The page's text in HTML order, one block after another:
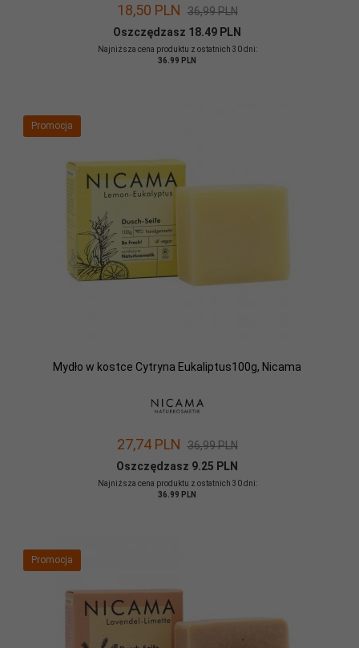
18,50 PLN 36,99 PLN
Oszczędzasz 18.49 PLN
Najniższa cena produktu z ostatnich 30 dni:
36.99 PLN
Promocja
Mydło w kostce Cytryna Eukaliptus100g, Nicama
27,74 PLN 36,99 PLN
Oszczędzasz 9.25 PLN
Najniższa cena produktu z ostatnich 30 dni:
36.99 PLN
Promocja